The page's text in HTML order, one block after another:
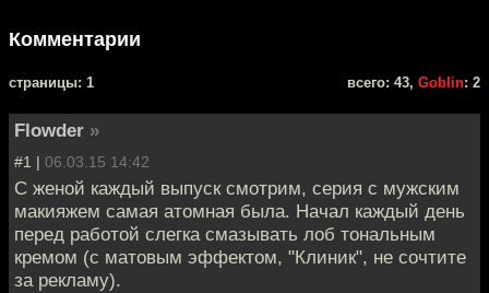
Комментарии
cтраницы: 1 всего: 43, Goblin: 2
Flowder »
#1 | 06.03.15 14:42
С женой каждый выпуск смотрим, серия с мужским
макияжем самая атомная была. Начал каждый день
перед работой слегка смазывать лоб тональным
кремом (с матовым эффектом, "Клиник", не сочтите
за рекламу).